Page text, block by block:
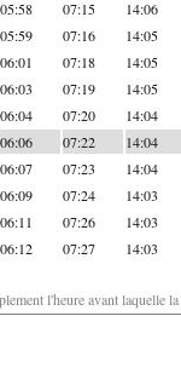
05:58 07:15 14:06
05:59 07:16 14:05
06:01 07:18 14:05
06:03 07:19 14:05
06:04 07:20 14:04
06:06 07:22 14:04
06:07 07:23 14:04
06:09 07:24 14:03
06:11 07:26 14:03
06:12 07:27 14:03
l'heure avant laquelle